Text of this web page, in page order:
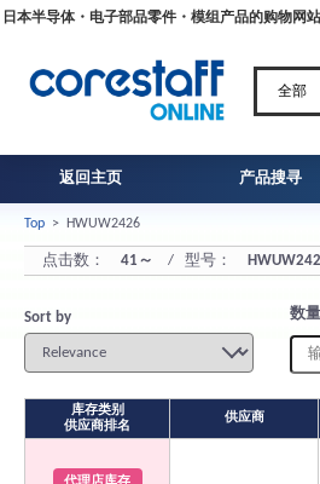
日本半导体・电子部品零件・模组产品的购物网站
返回主页 产品搜寻
Top > HWUW2426
点击数： 41～ / 型号：
Sort by 数
库存类别
供应商排名
供应商